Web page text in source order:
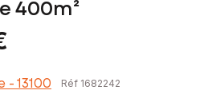
400m²
- 13100 Réf 1682242